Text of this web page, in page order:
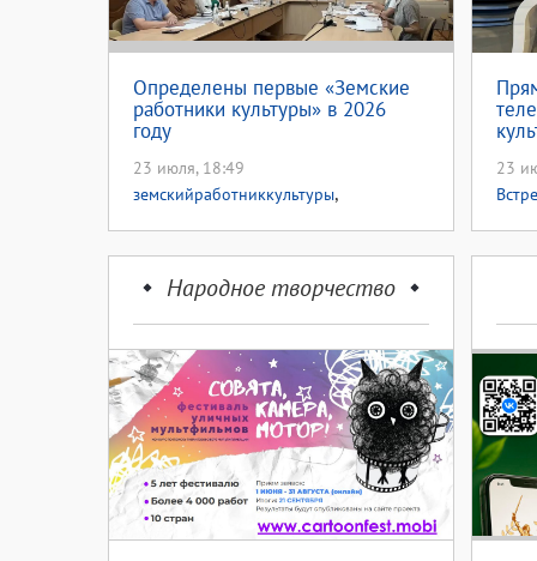
Определены первые «Земские
работники культуры» в 2026
году
23 июля, 18:49
земскийработниккультуры,
23
Народное творчество